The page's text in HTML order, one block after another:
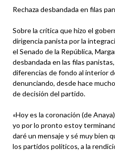
Rechaza desbandada en filas
Sobre la crítica que hizo el
dirigencia panista por la
el Senado de la República,
desbandada en las filas
diferencias de fondo al interior
denunciando, desde hace
de decisión del partido.
«Hoy es la coronación (de
yo por lo pronto estoy
daré un mensaje y sé muy bien
los partidos políticos, a la